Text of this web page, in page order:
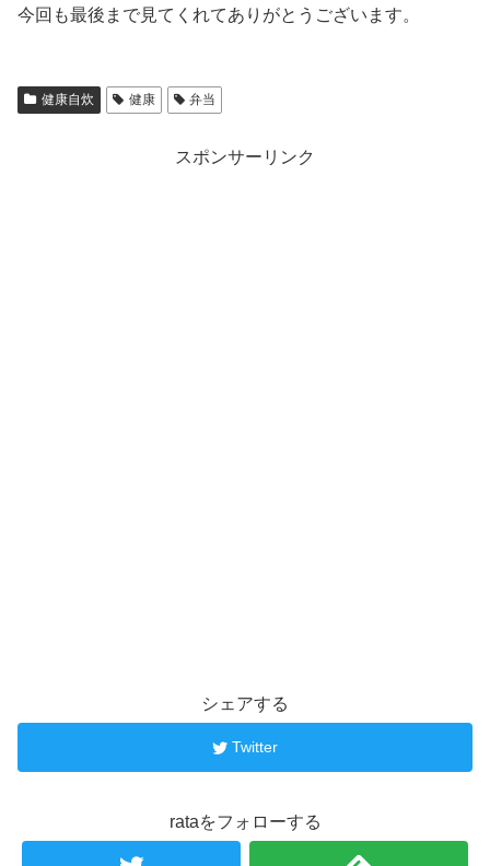
今回も最後まで見てくれてありがとうございます。
健康自炊 健康 弁当
スポンサーリンク
シェアする
Twitter
rataをフォローする